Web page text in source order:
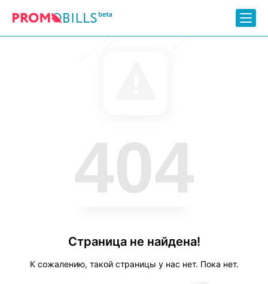
404
Страница не найдена!
К сожалению, такой страницы у нас нет. Пока нет.